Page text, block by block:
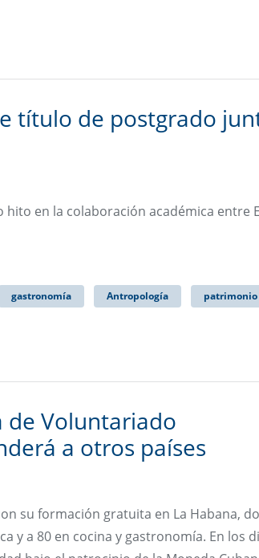
título de postgrado
hito en la colaboración académica entre
gastronomía Antropología patrimonio
de Voluntariado
a otros países
su formación gratuita en La Habana,
y a 80 en cocina y gastronomía. En los